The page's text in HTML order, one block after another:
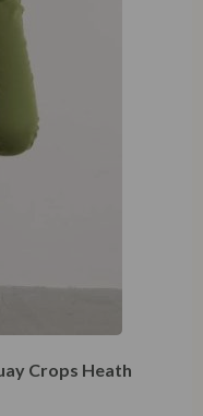
Crops Heath